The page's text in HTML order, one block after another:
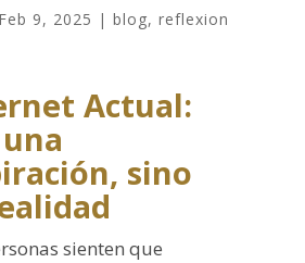
Feb 9, 2025 | blog, reflexion
Actual:
sino
sienten que